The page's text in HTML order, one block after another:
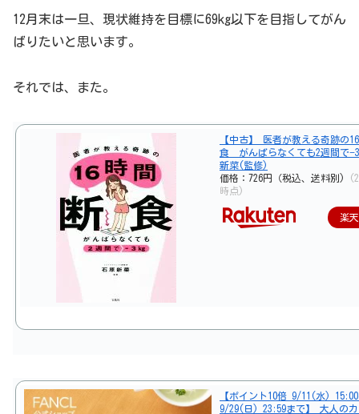
12月末は一旦、現状維持を目標に69kg以下を目指してがん
ばりたいと思います。
それでは、また。
【中古】 医者が教える奇跡の
食 がんばらなくても2週間で
新菜(監修)
価格：726円（税込、送料別)
時点)
楽
【ポイント10倍 9/11(水)
9/29(日) 23:59まで】 大人のカ